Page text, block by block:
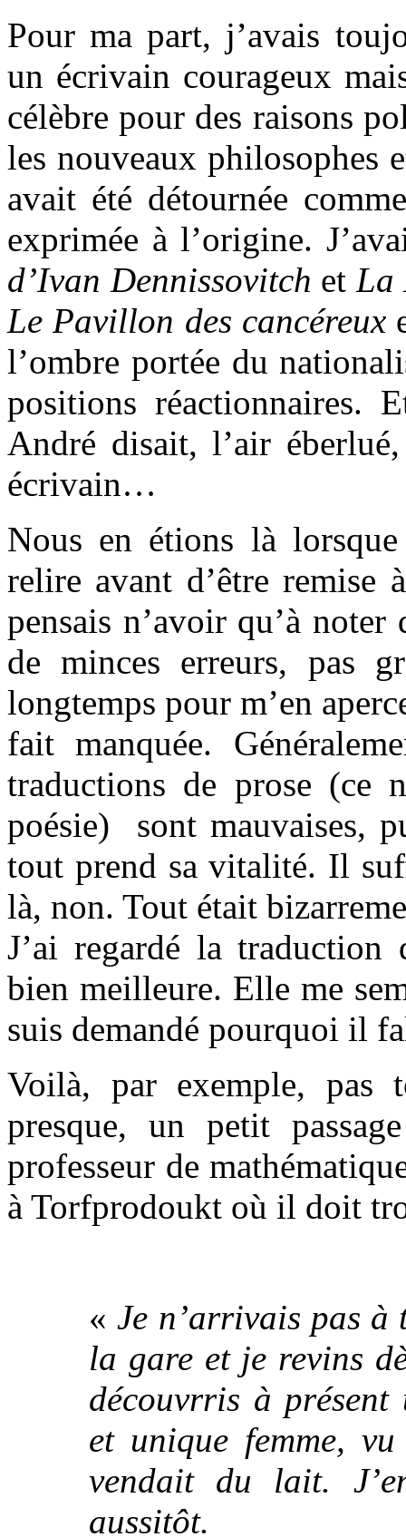
Pour ma part, j’avais
un écrivain courageux
célèbre pour des raisons
les nouveaux philosophes
avait été détournée
exprimée à l’origine.
d’Ivan Dennissovitch et La
Le Pavillon des cancéreux
l’ombre portée du
positions réactionnaires.
André disait, l’air
écrivain…
Nous en étions là
relire avant d’être remise
pensais n’avoir qu’à
de minces erreurs, pas
longtemps pour m’en
fait manquée.
traductions de prose (ce
poésie) sont mauvaises,
tout prend sa vitalité. Il
là, non. Tout était
J’ai regardé la
bien meilleure. Elle me
suis demandé pourquoi il
Voilà, par exemple,
presque, un petit
professeur de
à Torfprodoukt où il doit
«Je n’arrivais pas à
la gare et je revins
découvrris à présent
et unique femme,
vendait du lait.
aussitôt.